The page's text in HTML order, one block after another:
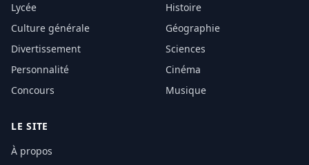
Lycée
Culture générale
Divertissement
Personnalité
Concours
Histoire
Géographie
Sciences
Cinéma
Musique
LE SITE
À propos